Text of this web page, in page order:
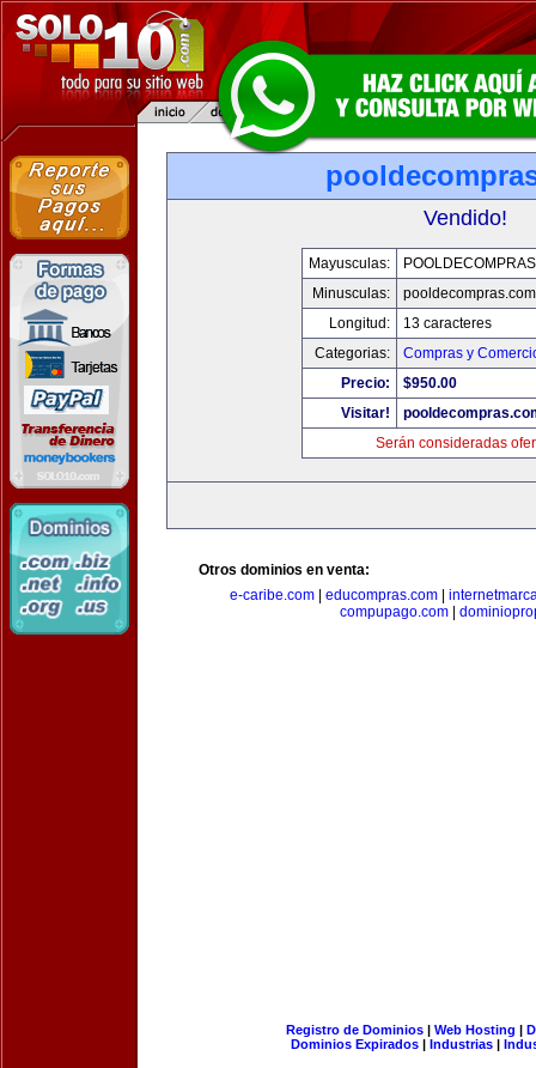
Vendido!
Mayusculas:
Minusculas:
pooldecompras.com
Longitud:
13 caracteres
Categorias:
Compras y
Precio:
$950.00
Visitar!
Serán consideradas
Otros dominios en venta:
e-caribe.com| educompras.com|
compupago.com|
Registro de Dominios| Web Hosting |
Dominios Expirados | Industrias |